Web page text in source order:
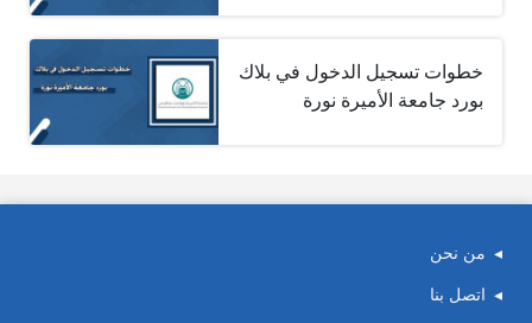
خطوات تسجيل الدخول في بلاك
بورد جامعة الأميرة نورة
من نحن
اتصل بنا